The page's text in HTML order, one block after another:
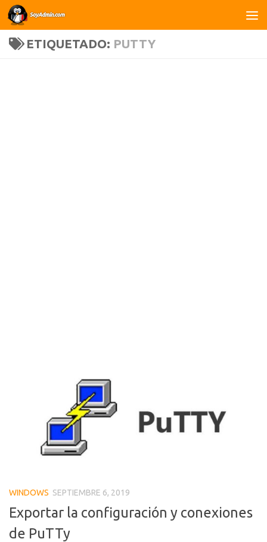
Saltar al contenido
ETIQUETADO: PUTTY
WINDOWS SEPTIEMBRE 6, 2019
Exportar la configuración y conexiones
de PuTTy